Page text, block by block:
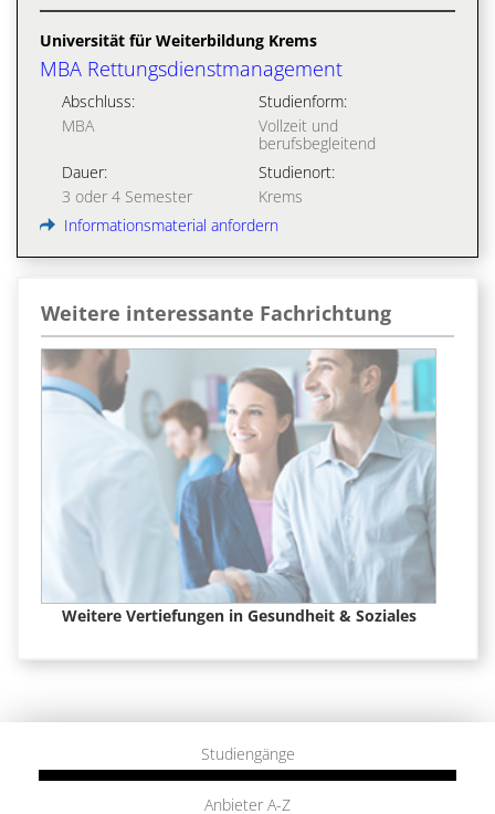
Universität für Weiterbildung Krems
MBA Rettungsdienstmanagement
Abschluss:
MBA
Studienform:
Vollzeit und
berufsbegleitend
Dauer:
3 oder 4 Semester
Studienort:
Krems
Informationsmaterial anfordern
Weitere interessante Fachrichtung
Weitere Vertiefungen in Gesundheit & Soziales
Studiengänge
Anbieter A-Z